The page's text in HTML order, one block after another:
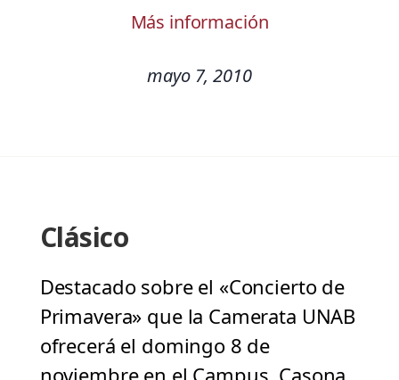
Más información
mayo 7, 2010
Clásico
Destacado sobre el «Concierto de
Primavera» que la Camerata UNAB
ofrecerá el domingo 8 de